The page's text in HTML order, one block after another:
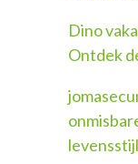
Dino
Ontdek
levensstijl